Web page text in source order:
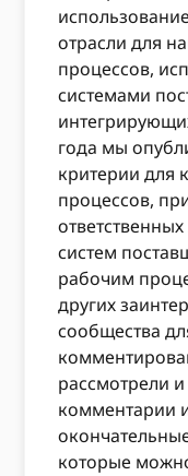
отрасли для
процессов,
системами
года мы
критерии для
процессов,
систем
рабочим
других
сообщества
рассмотрели
комментарии
которые